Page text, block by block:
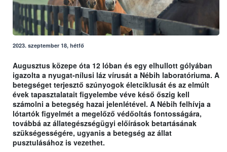
2023. szeptember 18, hétfő
Augusztus közepe óta 12 lóban és egy elhullott gólyában
igazolta a nyugat-nílusi láz vírusát a Nébih laboratóriuma. A
betegséget terjesztő szúnyogok életciklusát és az elmúlt
évek tapasztalatait figyelembe véve késő őszig kell
számolni a betegség hazai jelenlétével. A Nébih felhívja a
lótartók figyelmét a megelőző védőoltás fontosságára,
továbbá az állategészségügyi előírások betartásának
szükségességére, ugyanis a betegség az állat
pusztulásához is vezethet.